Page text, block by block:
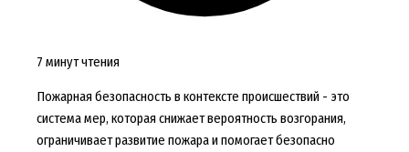
7 минут чтения
Пожарная безопасность в контексте происшествий - это
система мер, которая снижает вероятность возгорания,
ограничивает развитие пожара и помогает безопасно